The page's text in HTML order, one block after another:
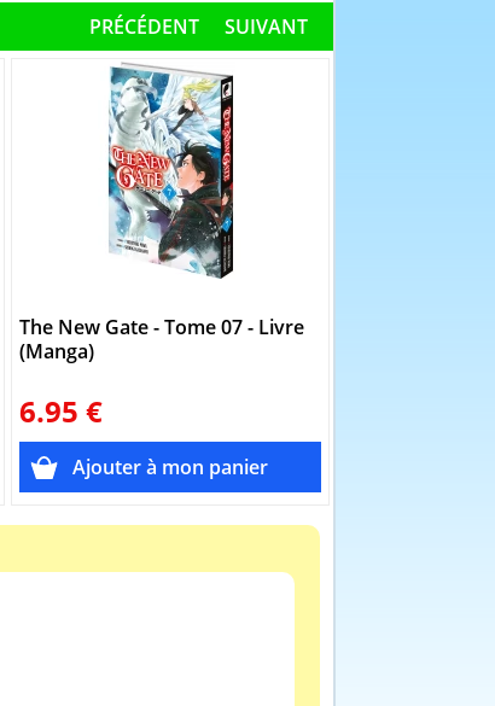
SUIVANT
PRÉCÉDENT
The New Gate - Tome 07 - Livre
(Manga)
6.95 €